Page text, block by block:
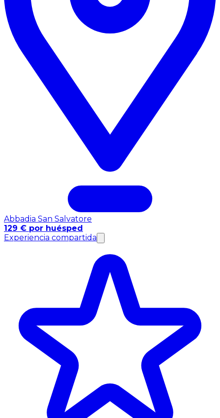
Abbadia San Salvatore
129 € por huésped
Experiencia compartida